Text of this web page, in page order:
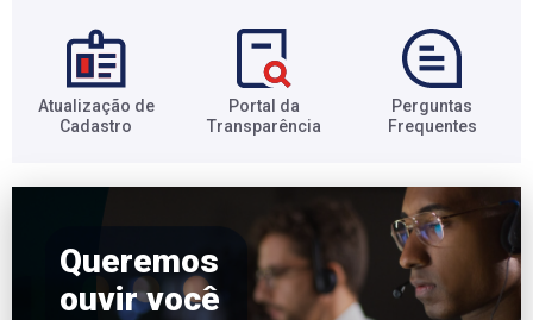
Atualização de
Cadastro​
Portal da
Transparência​
Perguntas
Frequentes​
Queremos
ouvir você